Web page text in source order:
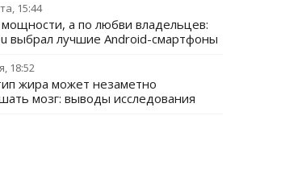
15:44
а по любви владельцев:
выбрал лучшие Android-смартфоны
18:52
жира может незаметно
мозг: выводы исследования